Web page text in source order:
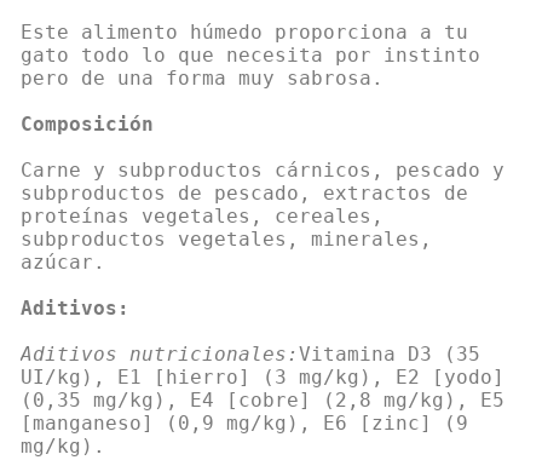
Este alimento húmedo proporciona a tu
gato todo lo que necesita por instinto
pero de una forma muy sabrosa.
Composición
Carne y subproductos cárnicos, pescado y
subproductos de pescado, extractos de
proteínas vegetales, cereales,
subproductos vegetales, minerales,
azúcar.
Aditivos:
Aditivos nutricionales: Vitamina D3 (35
UI/kg), E1 [hierro] (3 mg/kg), E2 [yodo]
(0,35 mg/kg), E4 [cobre] (2,8 mg/kg), E5
[manganeso] (0,9 mg/kg), E6 [zinc] (9
mg/kg).